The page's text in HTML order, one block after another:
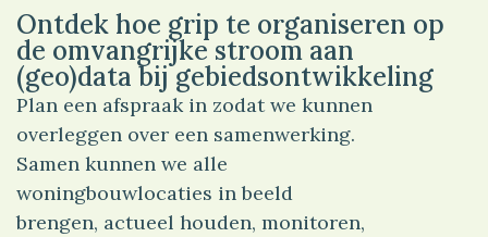
Ontdek hoe grip te organiseren op
de omvangrijke stroom aan
(geo)data bij gebiedsontwikkeling
Plan een afspraak in zodat we kunnen
overleggen over een samenwerking.
Samen kunnen we alle
woningbouwlocaties in beeld
brengen, actueel houden, monitoren,